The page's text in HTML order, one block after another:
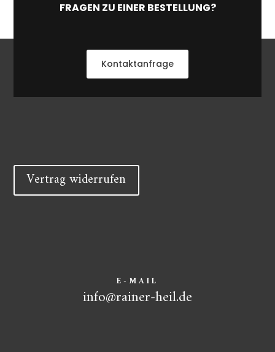
FRAGEN ZU EINER BESTELLUNG?
Kontaktanfrage
Vertrag widerrufen
E-MAIL
info@rainer-heil.de